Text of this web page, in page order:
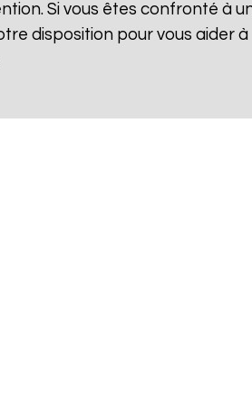
Si vous êtes confronté à
disposition pour vous aider à